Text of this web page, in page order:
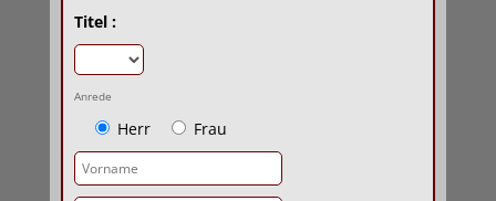
Titel :
Anrede
Herr Frau